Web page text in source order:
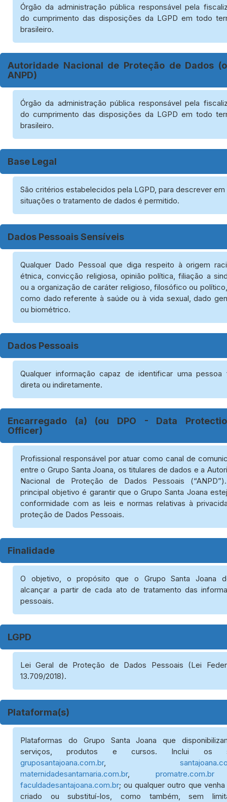
Órgão da administração pública responsável pela
do cumprimento das disposições da LGPD em todo
brasileiro.
Autoridade Nacional de Proteção de Dados
ANPD)
Órgão da administração pública responsável pela
do cumprimento das disposições da LGPD em todo
brasileiro.
Base Legal
São critérios estabelecidos pela LGPD, para descrever em
situações o tratamento de dados é permitido.
Dados Pessoais Sensíveis
Qualquer Dado Pessoal que diga respeito à origem
étnica, convicção religiosa, opinião política, filiação a
ou a organização de caráter religioso, filosófico ou
como dado referente à saúde ou à vida sexual, dado
ou biométrico.
Dados Pessoais
Qualquer informação capaz de identificar uma pessoa
direta ou indiretamente.
Encarregado (a) (ou DPO - Data
Officer)
Profissional responsável por atuar como canal de
entre o Grupo Santa Joana, os titulares de dados e a
Nacional de Proteção de Dados Pessoais
principal objetivo é garantir que o Grupo Santa Joana
conformidade com as leis e normas relativas à
proteção de Dados Pessoais.
Finalidade
O objetivo, o propósito que o Grupo Santa Joana
alcançar a partir de cada ato de tratamento das
pessoais.
LGPD
Lei Geral de Proteção de Dados Pessoais (Lei
13.709/2018).
Plataforma(s)
Plataformas do Grupo Santa Joana que
serviços, produtos e cursos. Inclui os
gruposantajoana.com.br,
maternidadesantamaria.com.br,promatre.com.br
faculdadesantajoana.com.br; ou qualquer outro que
criado ou substituí-los, como também, sem